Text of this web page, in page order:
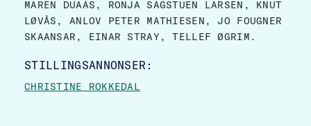
MAREN DUAAS, RONJA SAGSTUEN LARSEN, KNUT
LØVÅS, ANLOV PETER MATHIESEN, JO FOUGNER
SKAANSAR, EINAR STRAY, TELLEF ØGRIM.
STILLINGSANNONSER:
CHRISTINE ROKKEDAL